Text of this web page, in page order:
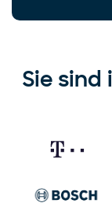
Sie sind